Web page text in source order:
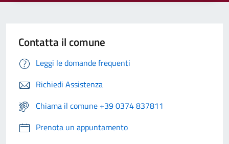
Contatta il comune
Leggi le domande frequenti
Richiedi Assistenza
Chiama il comune +39 0374 837811
Prenota un appuntamento